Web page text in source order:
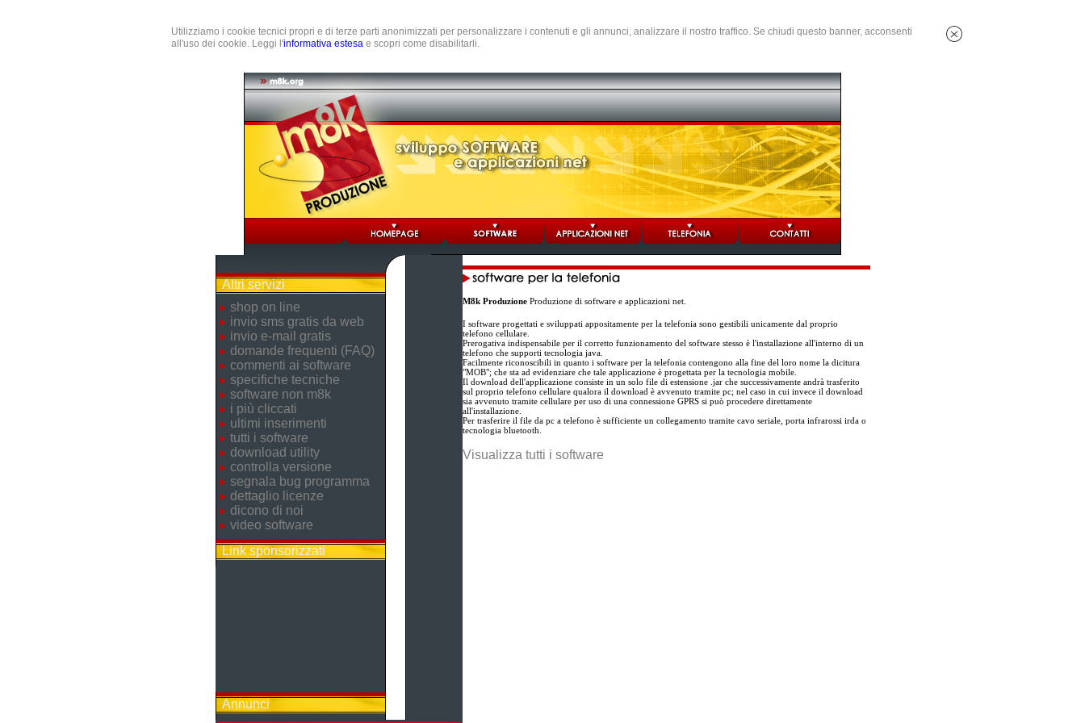
Utilizziamo i cookie tecnici propri e di terze parti anonimizzati per personalizzare i contenuti e gli annunci, analizzare il nostro traffico. Se chiudi questo banner, acconsenti
all'uso dei cookie. Leggi l'informativa estesa e scopri come disabilitarli.
Altri servizi
shop on line
invio sms gratis da web
invio e-mail gratis
domande frequenti (FAQ)
commenti ai software
specifiche tecniche
software non m8k
i più cliccati
ultimi inserimenti
tutti i software
download utility
controlla versione
segnala bug programma
dettaglio licenze
dicono di noi
video software
Link sponsorizzati
Annunci
M8k ProduzioneProduzione di software e applicazioni net.
I software progettati e sviluppati appositamente per la telefonia sono gestibili unicamente dal proprio
telefono cellulare.
Prerogativa indispensabile per il corretto funzionamento del software stesso è l'installazione all'interno di un
telefono che supporti tecnologia java.
Facilmente riconoscibili in quanto i software per la telefonia contengono alla fine del loro nome la dicitura
"MOB"; che sta ad evidenziare che tale applicazione è progettata per la tecnologia mobile.
Il download dell'applicazione consiste in un solo file di estensione .jar che successivamente andrà trasferito
sul proprio telefono cellulare qualora il download è avvenuto tramite pc; nel caso in cui invece il download
sia avvenuto tramite cellulare per uso di una connessione GPRS si può procedere direttamente
all'installazione.
Per trasferire il file da pc a telefono è sufficiente un collegamento tramite cavo seriale, porta infrarossi irda o
tecnologia bluetooth.
Visualizza tutti i software